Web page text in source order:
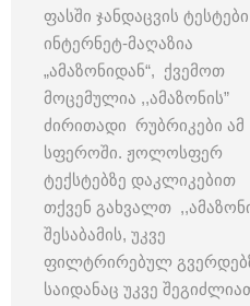
ფასში ჯანდაცვის ტესტები
ინტერნეტ-მაღაზია
„ამაზონიდან“, ქვემოთ
მოცემულია ,,ამაზონის”
ძირითადი რუბრიკები ამ
სფეროში. ჟოლოსფერ
ტექსტებზე დაკლიკებით
თქვენ გახვალთ
შესაბამის, უკვე
ფილტრირებულ
საიდანაც უკვე